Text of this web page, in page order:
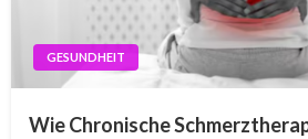
GESUNDHEIT
Wie Chronische